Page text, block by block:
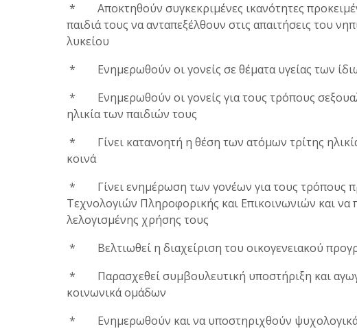
* Αποκτηθούν συγκεκριμένες ικανότητες
παιδιά τους να ανταπεξέλθουν στις απαιτήσεις του
λυκείου
* Ενημερωθούν οι γονείς σε θέματα υγείας των
* Ενημερωθούν οι γονείς για τους τρόπους
ηλικία των παιδιών τους
* Γίνει κατανοητή η θέση των ατόμων τρίτης
κοινά
* Γίνει ενημέρωση των γονέων για τους τρόπους
Τεχνολογιών Πληροφορικής και Επικοινωνιών και να
λελογισμένης χρήσης τους
* Βελτιωθεί η διαχείριση του οικογενειακού
* Παρασχεθεί συμβουλευτική υποστήριξη και
κοινωνικά ομάδων
* Ενημερωθούν και να υποστηριχθούν ψυχολογικά